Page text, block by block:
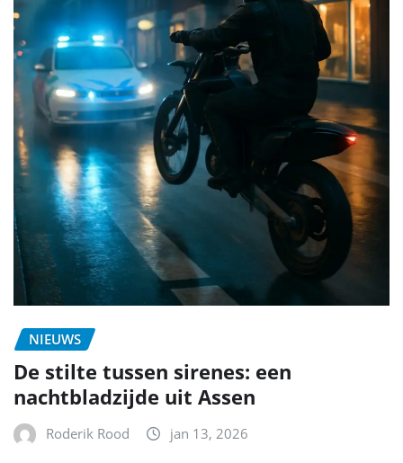
NIEUWS
De stilte tussen sirenes: een
nachtbladzijde uit Assen
Roderik Rood jan 13, 2026